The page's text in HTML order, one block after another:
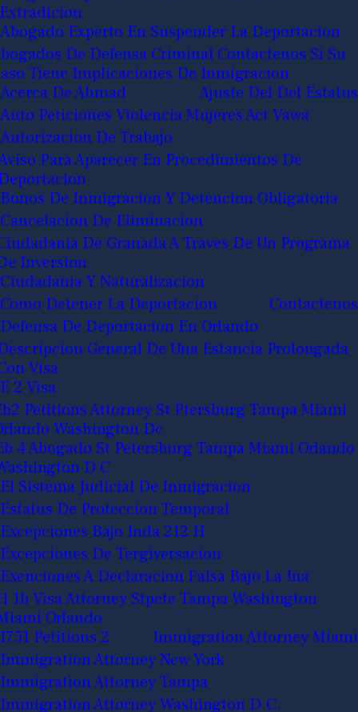
Abogado Experto En Suspender La Deportacion
De Defensa Criminal Contactenos Si Su
Tiene Implicaciones De Inmigracion
Acerca De Ahmad
Ajuste Del Del Estatus
Auto Peticiones Violencia Mujeres Act Vawa
Autorizacion De Trabajo
Para Aparecer En Procedimientos De
Bonos De Inmigracion Y Detencion Obligatoria
Cancelacion De Eliminacion
De Granada A Traves De Un Programa
Inversion
Ciudadania Y Naturalizacion
Como Detener La Deportacion
Contactenos
Defensa De Deportacion En Orlando
General De Una Estancia Prolongada
Visa
E 2 Visa
Petitions Attorney St Ptersburg Tampa Miami
Washington Dc
4 Abogado St Petersburg Tampa Miami Orlando
D C
El Sistema Judicial De Inmigracion
Estatus De Proteccion Temporal
Excepciones Bajo Inda 212 H
Excepciones De Tergiversacion
Exenciones A Declaracion Falsa Bajo La Ina
1b Visa Attorney Stpete Tampa Washington
Orlando
I751 Petitions 2
Immigration Attorney Miami
Immigration Attorney New York
Immigration Attorney Tampa
Immigration Attorney Washington D.C.